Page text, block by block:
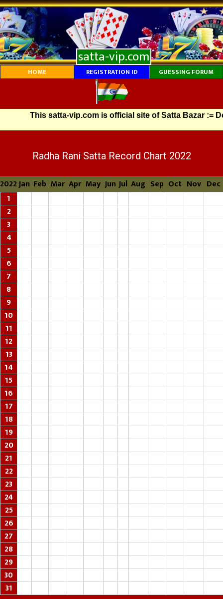
satta-vip.com
HOME REGISTRATION ID GUESSING FORUM
This satta-vip.com is official site of Satta Bazar :=
Radha Rani Satta Record Chart 2022
2022Jan Feb Mar Apr May Jun Jul Aug Sep Oct Nov Dec
1
2
3
4
5
6
7
8
9
10
11
12
13
14
15
16
17
18
19
20
21
22
23
24
25
26
27
28
29
30
31